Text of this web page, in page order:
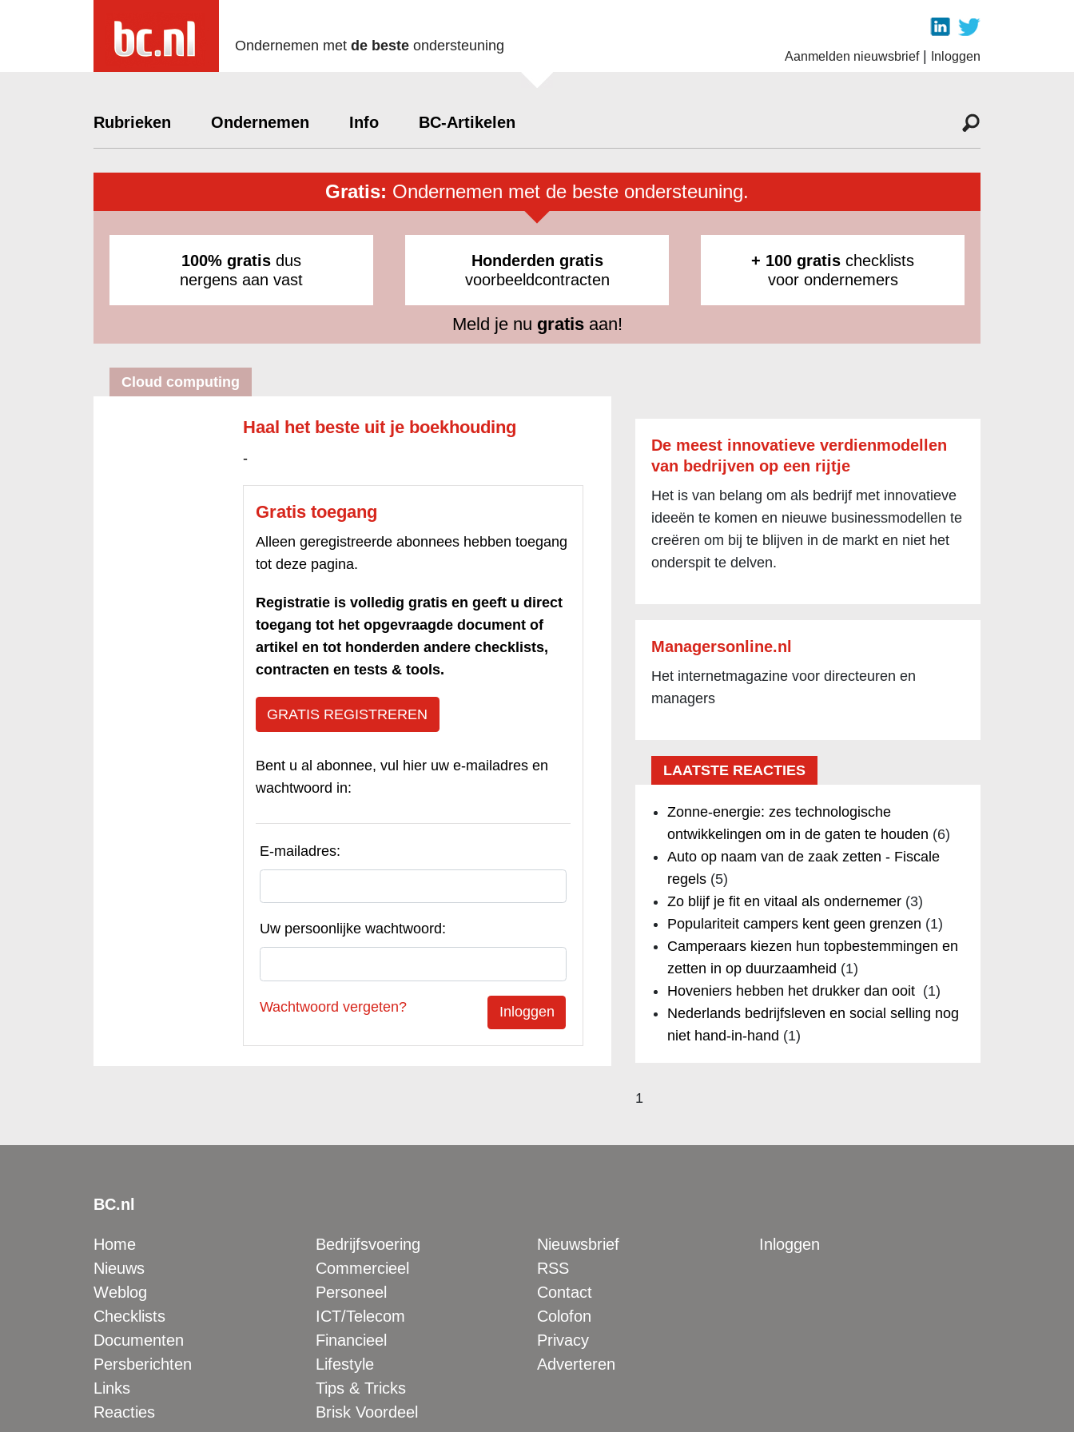
Ondernemen met de beste ondersteuning
Aanmelden nieuwsbrief| Inloggen
Rubrieken Ondernemen Info BC-Artikelen
Gratis: Ondernemen met de beste ondersteuning.
100% gratis dus
nergens aan vast
Honderden gratis
voorbeeldcontracten
+ 100 gratis checklists
voor ondernemers
Meld je nu gratisaan!
Cloud computing
Haal het beste uit je boekhouding
-
Gratis toegang
Alleen geregistreerde abonnees hebben toegang
tot deze pagina.
Registratie is volledig gratis en geeft u direct
toegang tot het opgevraagde document of
artikel en tot honderden andere checklists,
contracten en tests & tools.
GRATIS REGISTREREN
Bent u al abonnee, vul hier uw e-mailadres en
wachtwoord in:
E-mailadres:
Uw persoonlijke wachtwoord:
Wachtwoord vergeten?
De meest innovatieve verdienmodellen
van bedrijven op een rijtje
Het is van belang om als bedrijf met innovatieve
ideeën te komen en nieuwe businessmodellen te
creëren om bij te blijven in de markt en niet het
onderspit te delven.
Managersonline.nl
Het internetmagazine voor directeuren en
managers
LAATSTE REACTIES
Zonne-energie: zes technologische
ontwikkelingen om in de gaten te houden (6)
Auto op naam van de zaak zetten - Fiscale
regels(5)
Zo blijf je fit en vitaal als ondernemer(3)
Populariteit campers kent geen grenzen (1)
Camperaars kiezen hun topbestemmingen en
zetten in op duurzaamheid (1)
Hoveniers hebben het drukker dan ooit (1)
Nederlands bedrijfsleven en social selling nog
niet hand-in-hand (1)
1
BC.nl
Home
Nieuws
Weblog
Checklists
Documenten
Persberichten
Links
Reacties
Bedrijfsvoering
Commercieel
Personeel
ICT/Telecom
Financieel
Lifestyle
Tips & Tricks
Brisk Voordeel
Nieuwsbrief
RSS
Contact
Colofon
Privacy
Adverteren
Inloggen